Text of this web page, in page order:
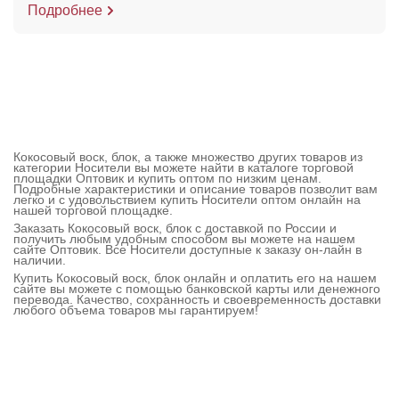
Подробнее
Кокосовый воск, блок, а также множество других товаров из
категории Носители вы можете найти в каталоге торговой
площадки Оптовик и купить оптом по низким ценам.
Подробные характеристики и описание товаров позволит вам
легко и с удовольствием купить Носители оптом онлайн на
нашей торговой площадке.
Заказать Кокосовый воск, блок с доставкой по России и
получить любым удобным способом вы можете на нашем
сайте Оптовик. Все Носители доступные к заказу он-лайн в
наличии.
Купить Кокосовый воск, блок онлайн и оплатить его на нашем
сайте вы можете с помощью банковской карты или денежного
перевода. Качество, сохранность и своевременность доставки
любого объема товаров мы гарантируем!